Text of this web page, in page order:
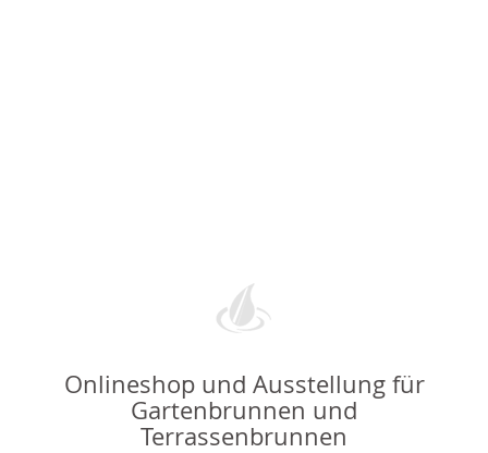
Onlineshop und Ausstellung für
Gartenbrunnen und
Terrassenbrunnen